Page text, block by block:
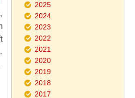
2025
2024
2023
2022
2021
2020
2019
2018
2017